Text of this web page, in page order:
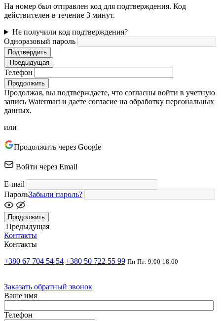
На номер был отправлен код для подтверждения. Код
действителен в течение 3 минут.
Не получили код подтверждения?
Одноразовый пароль
Подтвердить
Предыдущая
Телефон
Продолжить
Продолжая, вы подтверждаете, что согласны войти в учетную
запись Watermart и даете согласие на обработку персональных
данных.
или
Продолжить через Google
Войти через Email
E-mail
ПарольЗабыли пароль?
Продолжить
Предыдущая
Контакты
Контакты
+380 67 704 54 54 +380 50 722 55 99 Пн-Пт: 9:00-18:00
Заказать обратный звонок
Ваше имя
Телефон